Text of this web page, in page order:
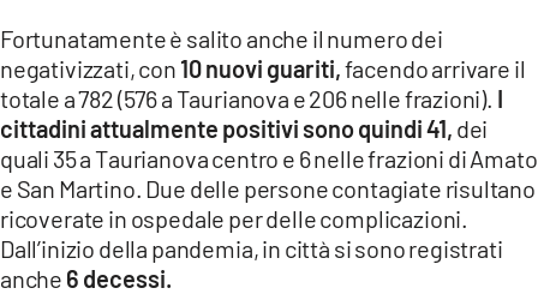
ILREGGINO.IT
COSENZACHANNEL.IT
ILVIBONESE.IT
CATANZAROCHANNEL.IT
LACAPITALENEWS.IT
Fortunatamente è salito anche il numero dei
negativizzati, con 10 nuovi guariti,facendo arrivare il
totale a 782 (576 a Taurianova e 206 nelle frazioni). I
cittadini attualmente positivi sono quindi 41, dei
quali 35 a Taurianova centro e 6 nelle frazioni di Amato
e San Martino. Due delle persone contagiate risultano
ricoverate in ospedale per delle complicazioni.
Dall’inizio della pandemia, in città si sono registrati
anche 6 decessi.